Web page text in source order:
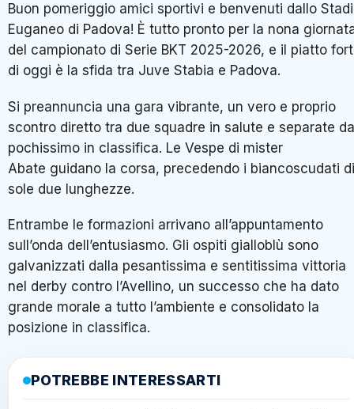
Buon pomeriggio amici sportivi e benvenuti dallo
Euganeo di Padova! È tutto pronto per la nona
del campionato di Serie BKT 2025-2026, e il piatto
di oggi è la sfida tra Juve Stabia e Padova.
Si preannuncia una gara vibrante, un vero e proprio
scontro diretto tra due squadre in salute e separate da
pochissimo in classifica. Le Vespe di mister
Abate guidano la corsa, precedendo i biancoscudati di
sole due lunghezze.
Entrambe le formazioni arrivano all’appuntamento
sull’onda dell’entusiasmo. Gli ospiti gialloblù sono
galvanizzati dalla pesantissima e sentitissima vittoria
nel derby contro l’Avellino, un successo che ha dato
grande morale a tutto l’ambiente e consolidato la
posizione in classifica.
POTREBBE INTERESSARTI